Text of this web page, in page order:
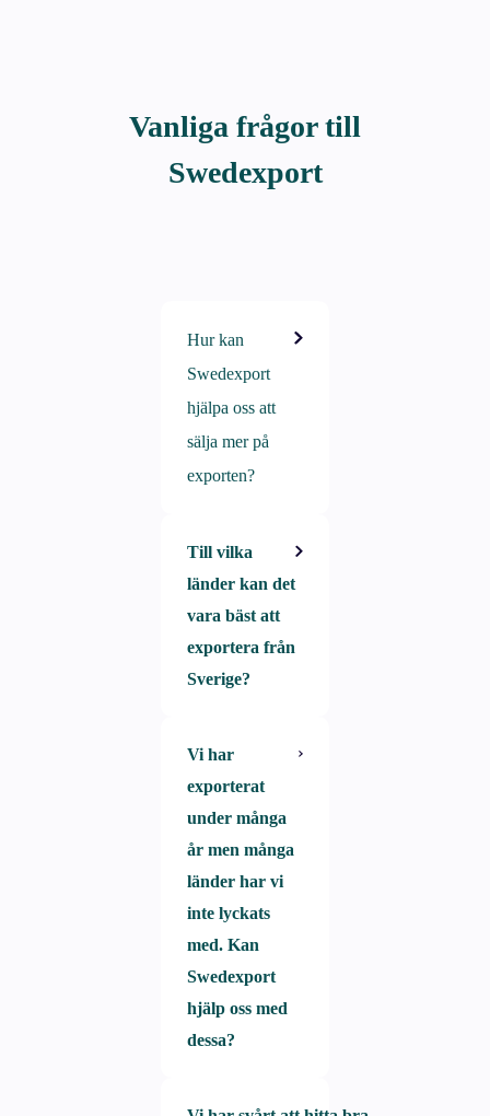
Vanliga frågor till
Swedexport
Hur kan
Swedexport
hjälpa oss att
sälja mer på
exporten?
Genom att
identifiera de
områden där ni
har störst behov
av utveckling,
de tjänster som
kan ge störst
försäljningstillväxt.
Till vilka
länder kan det
vara bäst att
exportera från
Sverige?
Varje marknad
och varje företag
har unika
förutsättningar.
marknader som
kan ge störst
Vi har
exporterat
under många
år men många
länder har vi
inte lyckats
med. Kan
Swedexport
hjälp oss med
dessa?